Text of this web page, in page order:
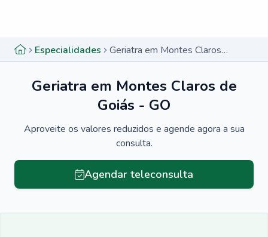
Especialidades Geriatra em Montes Claros de Goiás - GO
Geriatra em Montes Claros de
Goiás - GO
Aproveite os valores reduzidos e agende agora a sua
consulta.
Agendar teleconsulta